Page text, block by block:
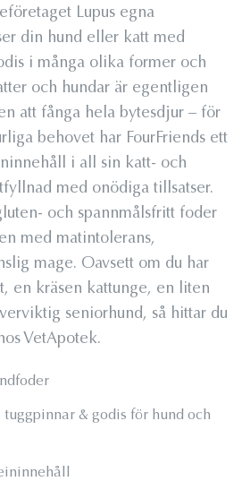
Lupus egna
din hund eller katt med
i många olika former och
och hundar är egentligen
att fånga hela bytesdjur – för
behovet har FourFriends ett
i all sin katt- och
med onödiga tillsatser.
och spannmålsfritt foder
med matintolerans,
mage. Oavsett om du har
en kräsen kattunge, en liten
seniorhund, så hittar du
VetApotek.
tuggpinnar & godis för hund och